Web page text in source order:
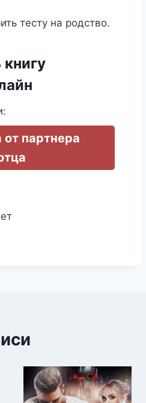
тесту на родство.
книгу
от партнера